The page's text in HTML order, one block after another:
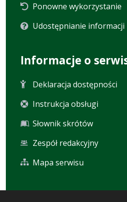
Ponowne wykorzystanie
Udostępnianie informacji
Informacje o
Deklaracja dostępności
Instrukcja obsługi
Słownik skrótów
Zespół redakcyjny
Mapa serwisu